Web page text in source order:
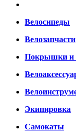
Велосипеды
Велозапчасти
Покрышки и
Экипировка
Самокаты